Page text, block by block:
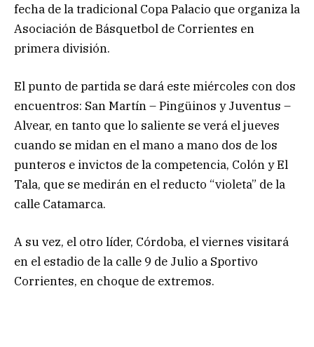
fecha de la tradicional Copa Palacio que organiza la
Asociación de Básquetbol de Corrientes en
primera división.
El punto de partida se dará este miércoles con dos
encuentros: San Martín – Pingüinos y Juventus –
Alvear, en tanto que lo saliente se verá el jueves
cuando se midan en el mano a mano dos de los
punteros e invictos de la competencia, Colón y El
Tala, que se medirán en el reducto “violeta” de la
calle Catamarca.
A su vez, el otro líder, Córdoba, el viernes visitará
en el estadio de la calle 9 de Julio a Sportivo
Corrientes, en choque de extremos.